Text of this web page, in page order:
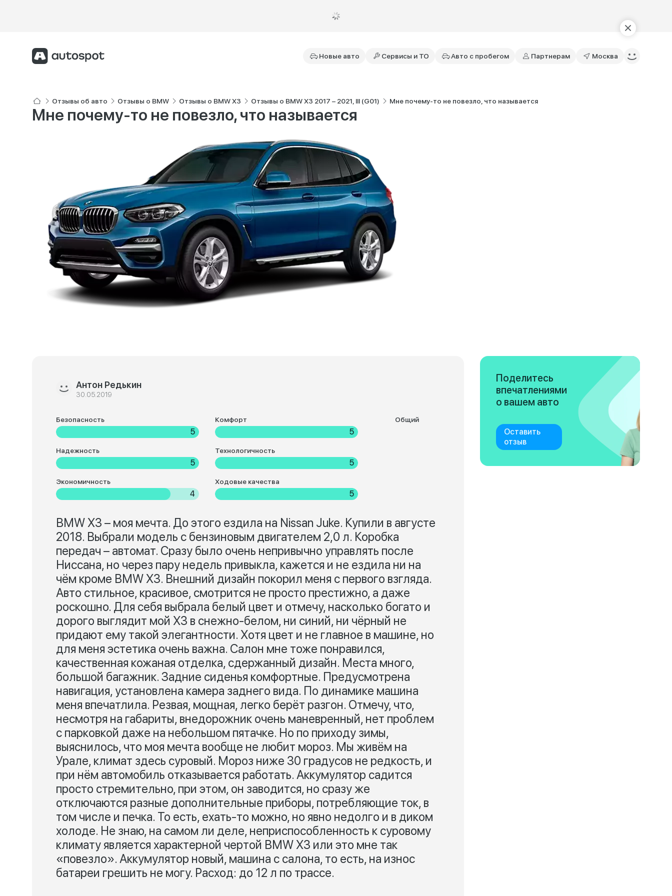
Новые авто Сервисы и ТО Авто с пробегом Партнерам Москва
Отзывы об авто Отзывы о BMW Отзывы о BMW X3 Отзывы о BMW X3 2017 – 2021, III (G01) Мне почему-то не повезло, что называется
Мне почему-то не повезло, что называется
Антон Редькин
30.05.2019
Безопасность
5
Комфорт
5
Надежность
5
Технологичность
5
Экономичность
4
Ходовые качества
5
Общий
BMW X3 – моя мечта. До этого ездила на Nissan Juke. Купили в августе
2018. Выбрали модель с бензиновым двигателем 2,0 л. Коробка
передач – автомат. Сразу было очень непривычно управлять после
Ниссана, но через пару недель привыкла, кажется и не ездила ни на
чём кроме BMW X3. Внешний дизайн покорил меня с первого взгляда.
Авто стильное, красивое, смотрится не просто престижно, а даже
роскошно. Для себя выбрала белый цвет и отмечу, насколько богато и
дорого выглядит мой Х3 в снежно-белом, ни синий, ни чёрный не
придают ему такой элегантности. Хотя цвет и не главное в машине, но
для меня эстетика очень важна. Салон мне тоже понравился,
качественная кожаная отделка, сдержанный дизайн. Места много,
большой багажник. Задние сиденья комфортные. Предусмотрена
навигация, установлена камера заднего вида. По динамике машина
меня впечатлила. Резвая, мощная, легко берёт разгон. Отмечу, что,
несмотря на габариты, внедорожник очень маневренный, нет проблем
с парковкой даже на небольшом пятачке. Но по приходу зимы,
выяснилось, что моя мечта вообще не любит мороз. Мы живём на
Урале, климат здесь суровый. Мороз ниже 30 градусов не редкость, и
при нём автомобиль отказывается работать. Аккумулятор садится
просто стремительно, при этом, он заводится, но сразу же
отключаются разные дополнительные приборы, потребляющие ток, в
том числе и печка. То есть, ехать-то можно, но явно недолго и в диком
холоде. Не знаю, на самом ли деле, неприспособленность к суровому
климату является характерной чертой BMW X3 или это мне так
«повезло». Аккумулятор новый, машина с салона, то есть, на износ
батареи грешить не могу. Расход: до 12 л по трассе.
Поделитесь
впечатлениями
о вашем авто
Оставить
отзыв